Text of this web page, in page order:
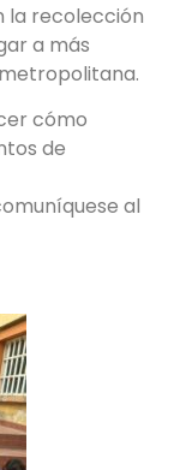
la recolección
a más
cómo
de
al